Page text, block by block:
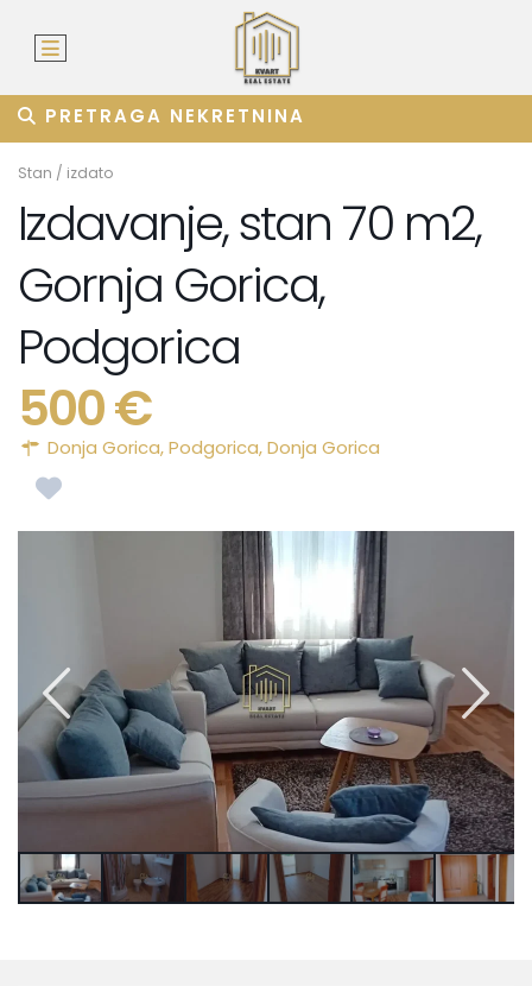
PRETRAGA NEKRETNINA
Stan / izdato
Izdavanje, stan 70 m2,
Gornja Gorica,
Podgorica
500 €
Donja Gorica,Podgorica,Donja Gorica